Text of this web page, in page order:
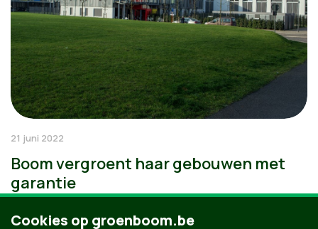
21 juni 2022
Boom vergroent haar gebouwen met
garantie
Cookies op groenboom.be